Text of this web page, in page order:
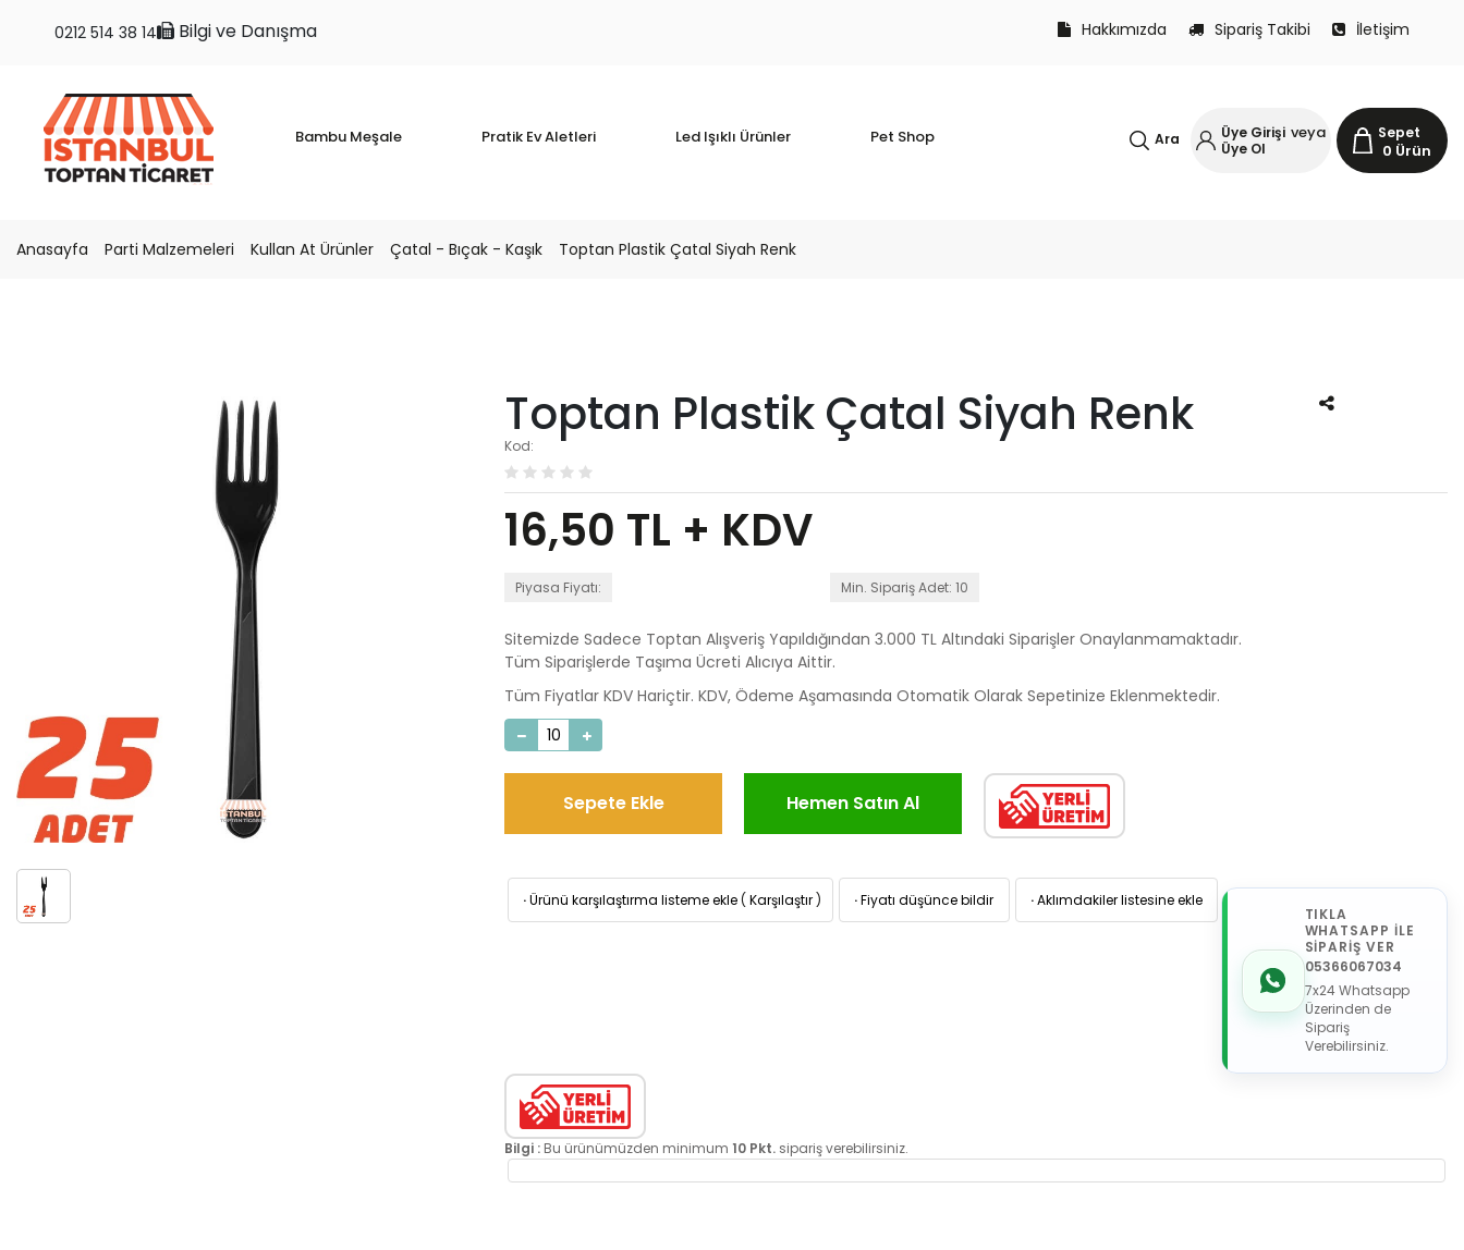
Bilgi ve Danışma
0212 514 38 14 Hakkımızda Sipariş Takibi İletişim
Bambu Meşale Pratik Ev Aletleri Led Işıklı Ürünler Pet Shop Sepet
0 Ürün
Üye Girişi veya
Üye Ol
Ara
Anasayfa Parti Malzemeleri Kullan At Ürünler Çatal - Bıçak - Kaşık Toptan Plastik Çatal Siyah Renk
Toptan Plastik Çatal Siyah Renk
Kod:
16,50 TL + KDV
Piyasa Fiyatı: Min. Sipariş Adet: 10
Sitemizde Sadece Toptan Alışveriş Yapıldığından 3.000 TL Altındaki Siparişler Onaylanmamaktadır.
Tüm Siparişlerde Taşıma Ücreti Alıcıya Aittir.
Tüm Fiyatlar KDV Hariçtir. KDV, Ödeme Aşamasında Otomatik Olarak Sepetinize Eklenmektedir.
Sepete Ekle Hemen Satın Al
·Ürünü karşılaştırma listeme ekle ( Karşılaştır ) ·Fiyatı düşünce bildir ·Aklımdakiler listesine ekle
TIKLA
WHATSAPP İLE
SİPARİŞ VER
05366067034
7x24 Whatsapp
Üzerinden de
Sipariş
Verebilirsiniz.
Bilgi : Bu ürünümüzden minimum 10 Pkt. sipariş verebilirsiniz.